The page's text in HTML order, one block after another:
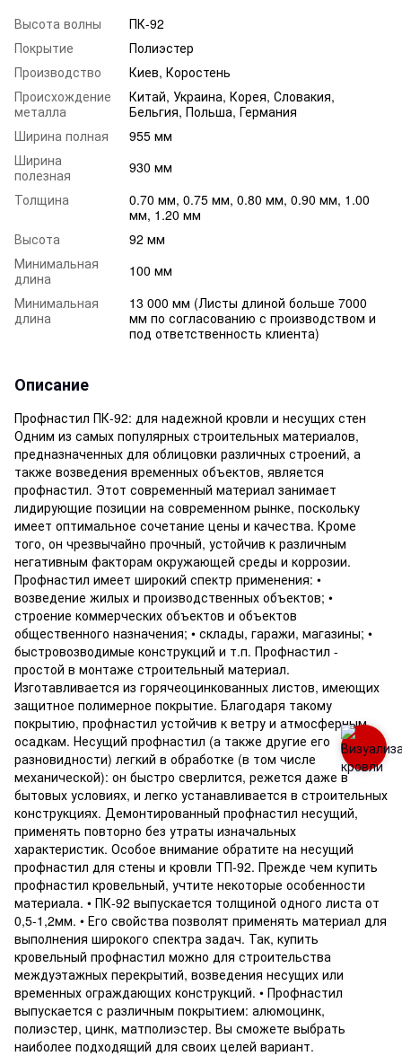
Высота волны
ПК-92
Покрытие
Полиэстер
Производство
Киев, Коростень
Происхождение
металла
Китай, Украина, Корея, Словакия,
Бельгия, Польша, Германия
Ширина полная
955 мм
Ширина
полезная
930 мм
Толщина
0.70 мм, 0.75 мм, 0.80 мм, 0.90 мм, 1.00
мм, 1.20 мм
Высота
92 мм
Минимальная
длина
100 мм
Минимальная
длина
13 000 мм (Листы длиной больше 7000
мм по согласованию с производством и
под ответственность клиента)
Описание
Профнастил ПК-92: для надежной кровли и несущих стен
Одним из самых популярных строительных материалов,
предназначенных для облицовки различных строений, а
также возведения временных объектов, является
профнастил. Этот современный материал занимает
лидирующие позиции на современном рынке, поскольку
имеет оптимальное сочетание цены и качества. Кроме
того, он чрезвычайно прочный, устойчив к различным
негативным факторам окружающей среды и коррозии.
Профнастил имеет широкий спектр применения: •
возведение жилых и производственных объектов; •
строение коммерческих объектов и объектов
общественного назначения; • склады, гаражи, магазины; •
быстровозводимые конструкций и т.п. Профнастил -
простой в монтаже строительный материал.
Изготавливается из горячеоцинкованных листов, имеющих
защитное полимерное покрытие. Благодаря такому
покрытию, профнастил устойчив к ветру и атмосферным
осадкам. Несущий профнастил (а также другие его
разновидности) легкий в обработке (в том числе
механической): он быстро сверлится, режется даже в
бытовых условиях, и легко устанавливается в строительных
конструкциях. Демонтированный профнастил несущий,
применять повторно без утраты изначальных
характеристик. Особое внимание обратите на несущий
профнастил для стены и кровли ТП-92. Прежде чем купить
профнастил кровельный, учтите некоторые особенности
материала. • ПК-92 выпускается толщиной одного листа от
0,5-1,2мм. • Его свойства позволят применять материал для
выполнения широкого спектра задач. Так, купить
кровельный профнастил можно для строительства
междуэтажных перекрытий, возведения несущих или
временных ограждающих конструкций. • Профнастил
выпускается с различным покрытием: алюмоцинк,
полиэстер, цинк, матполиэстер. Вы сможете выбрать
наиболее подходящий для своих целей вариант.